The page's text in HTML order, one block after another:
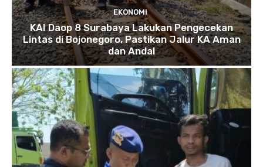
EKONOMI
KAI Daop 8 Surabaya Lakukan Pengecekan
Lintas di Bojonegoro, Pastikan Jalur KA Aman
dan Andal